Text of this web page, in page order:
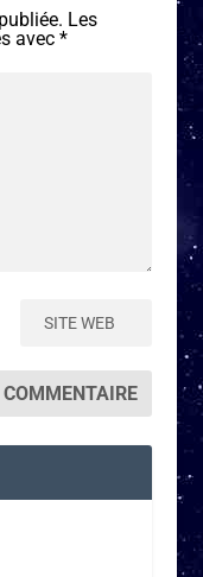
Les
avec *